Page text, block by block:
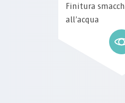
Finitura
all’acqua